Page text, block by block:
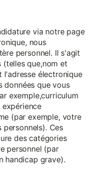
via notre page
nous
personnel. Il s'agit
que,nom et
l'adresse électronique
données que vous
exemple,curriculum
(par exemple, votre
Ces
des catégories
personnel (par
handicap grave).